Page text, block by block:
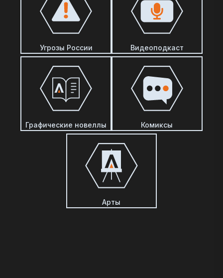
Угрозы России Видеоподкаст
Графические новеллы Комиксы
Арты